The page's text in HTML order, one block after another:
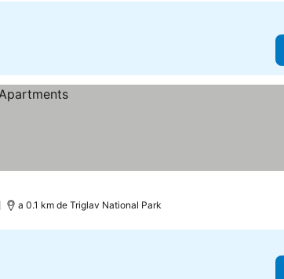
a 0.1 km de Triglav National Park